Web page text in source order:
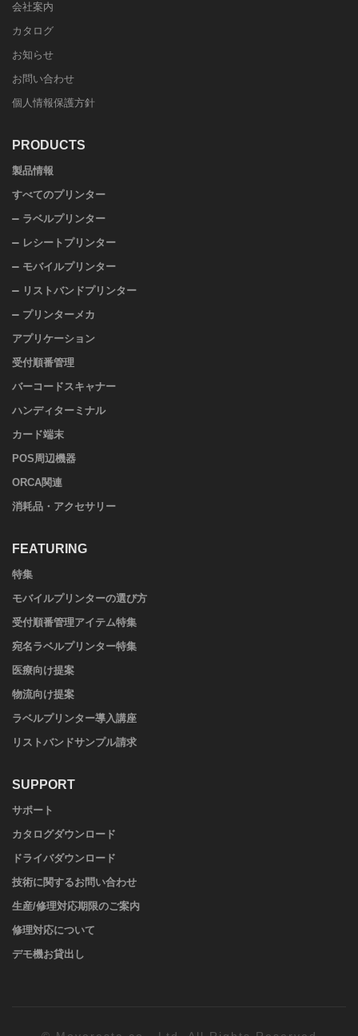
会社案内
カタログ
お知らせ
お問い合わせ
個人情報保護方針
PRODUCTS
製品情報
すべてのプリンター
ラベルプリンター
レシートプリンター
モバイルプリンター
リストバンドプリンター
プリンターメカ
アプリケーション
受付順番管理
バーコードスキャナー
ハンディターミナル
カード端末
POS周辺機器
ORCA関連
消耗品・アクセサリー
FEATURING
特集
モバイルプリンターの選び方
受付順番管理アイテム特集
宛名ラベルプリンター特集
医療向け提案
物流向け提案
ラベルプリンター導入講座
リストバンドサンプル請求
SUPPORT
サポート
カタログダウンロード
ドライバダウンロード
技術に関するお問い合わせ
生産/修理対応期限のご案内
修理対応について
デモ機お貸出し